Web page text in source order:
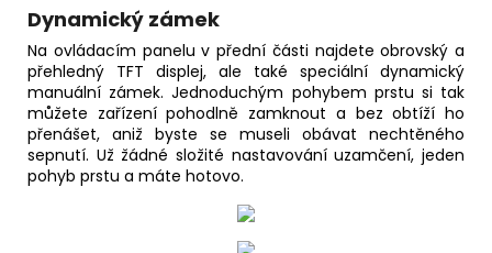
Dynamický zámek
Na ovládacím panelu v přední části najdete obrovský a
přehledný TFT displej, ale také speciální dynamický
manuální zámek. Jednoduchým pohybem prstu si tak
můžete zařízení pohodlně zamknout a bez obtíží ho
přenášet, aniž byste se museli obávat nechtěného
sepnutí. Už žádné složité nastavování uzamčení, jeden
pohyb prstu a máte hotovo.